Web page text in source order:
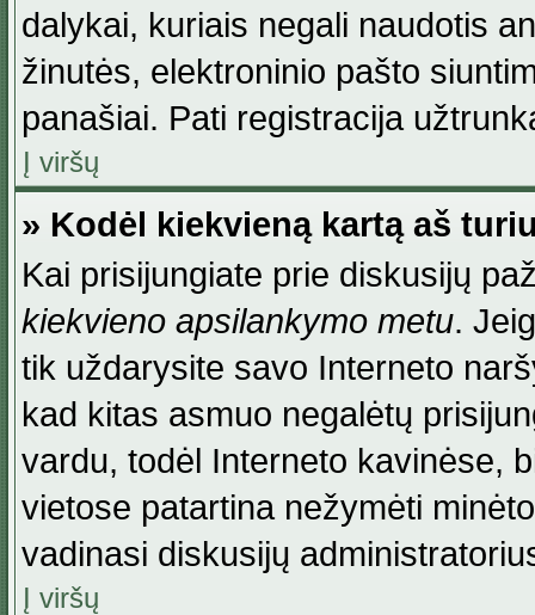
dalykai, kuriais negali naudotis
žinutės, elektroninio pašto
panašiai. Pati registracija
Į viršų
» Kodėl kiekvieną kartą aš
Kai prisijungiate prie diskusijų
kiekvieno apsilankymo metu.
tik uždarysite savo Interneto
kad kitas asmuo negalėtų
vardu, todėl Interneto kavinėse,
vietose patartina nežymėti
vadinasi diskusijų
Į viršų